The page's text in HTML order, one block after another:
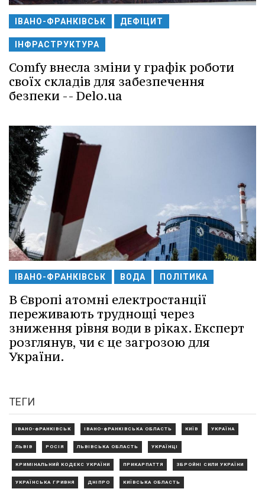
ІВАНО-ФРАНКІВСЬК ДЕФІЦИТ
ІНФРАСТРУКТУРА
Comfy внесла зміни у графік роботи
своїх складів для забезпечення
безпеки -- Delo.ua
ІВАНО-ФРАНКІВСЬК ВОДА ПОЛІТИКА
В Європі атомні електростанції
переживають труднощі через
зниження рівня води в ріках. Експерт
розглянув, чи є це загрозою для
України.
ТЕГИ
ІВАНО-ФРАНКІВСЬК ІВАНО-ФРАНКІВСЬКА ОБЛАСТЬ КИЇВ УКРАЇНА
ЛЬВІВ РОСІЯ ЛЬВІВСЬКА ОБЛАСТЬ УКРАЇНЦІ
КРИМІНАЛЬНИЙ КОДЕКС УКРАЇНИ ПРИКАРПАТТЯ ЗБРОЙНІ СИЛИ УКРАЇНИ
УКРАЇНСЬКА ГРИВНЯ ДНІПРО КИЇВСЬКА ОБЛАСТЬ